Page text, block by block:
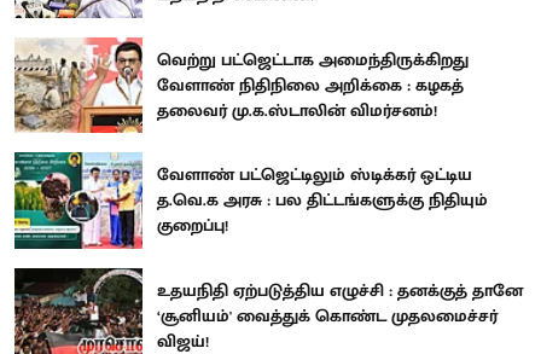
வெற்று பட்ஜெட்டாக அமைந்திருக்கிறது
வேளாண் நிதிநிலை அறிக்கை : கழகத்
தலைவர் மு.க.ஸ்டாலின் விமர்சனம்!
வேளாண் பட்ஜெட்டிலும் ஸ்டிக்கர் ஒட்டிய
த.வெ.க அரசு : பல திட்டங்களுக்கு நிதியும்
குறைப்பு!
உதயநிதி ஏற்படுத்திய எழுச்சி : தனக்குத் தானே
‘சூனியம்' வைத்துக் கொண்ட முதலமைச்சர்
விஜய்!